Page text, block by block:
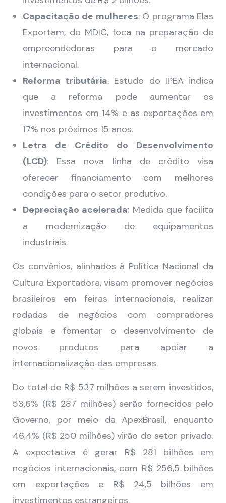
Capacitação de mulheres: O programa Elas
Exportam, do MDIC, foca na preparação de
empreendedoras para o mercado
internacional.
Reforma tributária: Estudo do IPEA indica
que a reforma pode aumentar os
investimentos em 14% e as exportações em
17% nos próximos 15 anos.
Letra de Crédito do Desenvolvimento
(LCD): Essa nova linha de crédito visa
oferecer financiamento com melhores
condições para o setor produtivo.
Depreciação acelerada: Medida que facilita
a modernização de equipamentos
industriais.
Os convênios, alinhados à Política Nacional da
Cultura Exportadora, visam promover negócios
brasileiros em feiras internacionais, realizar
rodadas de negócios com compradores
globais e fomentar o desenvolvimento de
novos produtos para apoiar a
internacionalização das empresas.
Do total de R$ 537 milhões a serem investidos,
53,6% (R$ 287 milhões) serão fornecidos pelo
Governo, por meio da ApexBrasil, enquanto
46,4% (R$ 250 milhões) virão do setor privado.
A expectativa é gerar R$ 281 bilhões em
negócios internacionais, com R$ 256,5 bilhões
em exportações e R$ 24,5 bilhões em
investimentos estrangeiros.